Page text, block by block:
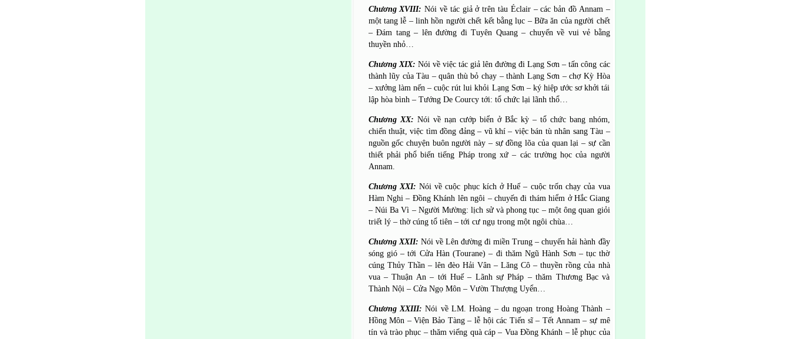
Chương XVIII:Nói về tác giả ở trên tàu Éclair – các bản đồ Annam –
một tang lễ – linh hồn người chết kết bằng lục – Bữa ăn của người chết
– Đám tang – lên đường đi Tuyên Quang – chuyến về vui vẻ bằng
thuyền nhỏ…
Chương XIX: Nói về việc tác giả lên đường đi Lạng Sơn – tấn công các
thành lũy của Tàu – quân thù bỏ chạy – thành Lạng Sơn – chợ Kỳ Hòa
– xưởng làm nến – cuộc rút lui khỏi Lạng Sơn – ký hiệp ước sơ khởi tái
lập hòa bình – Tướng De Courcy tới: tổ chức lại lãnh thổ…
Chương XX: Nói về nạn cướp biển ở Bắc kỳ – tổ chức bang nhóm,
chiến thuật, việc tìm đồng đảng – vũ khí – việc bán tù nhân sang Tàu –
nguồn gốc chuyện buôn người này – sự đồng lõa của quan lại – sự cần
thiết phải phổ biến tiếng Pháp trong xứ – các trường học của người
Annam.
Chương XXI: Nói về cuộc phục kích ở Huế – cuộc trốn chạy của vua
Hàm Nghi – Đồng Khánh lên ngôi – chuyến đi thám hiểm ở Hắc Giang
– Núi Ba Vì – Người Mường: lịch sử và phong tục – một ông quan giỏi
triết lý – thờ cúng tổ tiên – tới cư ngụ trong một ngôi chùa…
Chương XXII: Nói về Lên đường đi miền Trung – chuyến hải hành đầy
sóng gió – tới Cửa Hàn (Tourane) – đi thăm Ngũ Hành Sơn – tục thờ
cúng Thủy Thần – lên đèo Hải Vân – Lăng Cô – thuyền rồng của nhà
vua – Thuận An – tới Huế – Lãnh sự Pháp – thăm Thương Bạc và
Thành Nội – Cửa Ngọ Môn – Vườn Thượng Uyển…
Chương XXIII:Nói về LM. Hoàng – du ngoạn trong Hoàng Thành –
Hồng Môn – Viện Bảo Tàng – lễ hội các Tiến sĩ – Tết Annam – sự mê
tín và trào phục – thăm viếng quà cáp – Vua Đồng Khánh – lễ phục của